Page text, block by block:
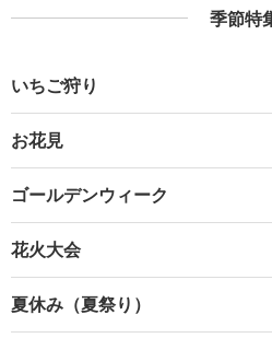
季節特
いちご狩り
お花見
ゴールデンウィーク
花火大会
夏休み（夏祭り）